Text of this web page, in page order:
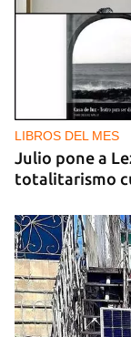
LIBROS DEL MES
Julio pone a
totalitarismo